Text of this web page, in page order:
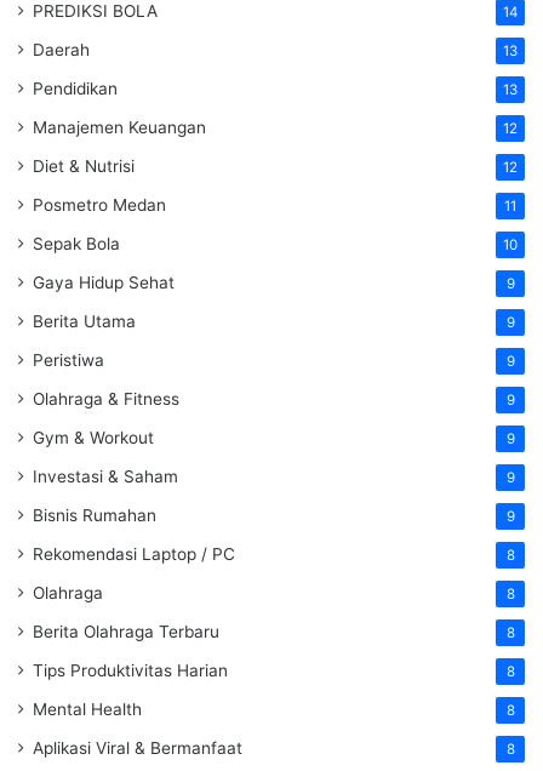
PREDIKSI BOLA 14
Daerah 13
Pendidikan 13
Manajemen Keuangan 12
Diet & Nutrisi 12
Posmetro Medan 11
Sepak Bola 10
Gaya Hidup Sehat 9
Berita Utama 9
Peristiwa 9
Olahraga & Fitness 9
Gym & Workout 9
Investasi & Saham 9
Bisnis Rumahan 9
Rekomendasi Laptop / PC 8
Olahraga 8
Berita Olahraga Terbaru 8
Tips Produktivitas Harian 8
Mental Health 8
Aplikasi Viral & Bermanfaat 8